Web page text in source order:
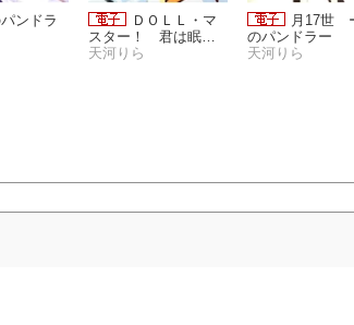
ンドラ
ＤＯＬＬ・マ
スター！ 君は眠れ
る森の中で
天河りら
月17世
のパンドラー
天河りら